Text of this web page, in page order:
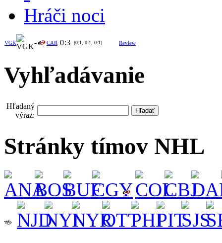
Hráči noci
VGK - CAR 0:3 (0:1, 0:1, 0:1) Review
Vyhľadávanie
Hľadaný
výraz:
Stránky tímov NHL